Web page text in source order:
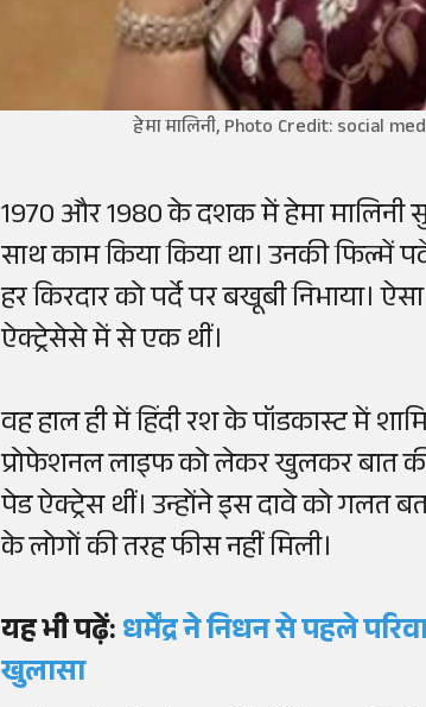
हेमा मालिनी, Photo Credit: social
1970 और 1980 के दशक में हेमा मालिनी
साथ काम किया किया था। उनकी फिल्में
हर किरदार को पर्दे पर बखूबी निभाया।
ऐक्ट्रेसेसे में से एक थीं।
वह हाल ही में हिंदी रश के पॉडकास्ट में
प्रोफेशनल लाइफ को लेकर खुलकर बात
पेड ऐक्ट्रेस थीं। उन्होंने इस दावे को गलत
के लोगों की तरह फीस नहीं मिली।
यह भी पढ़ें:धर्मेंद्र ने निधन से पहले
खुलासा